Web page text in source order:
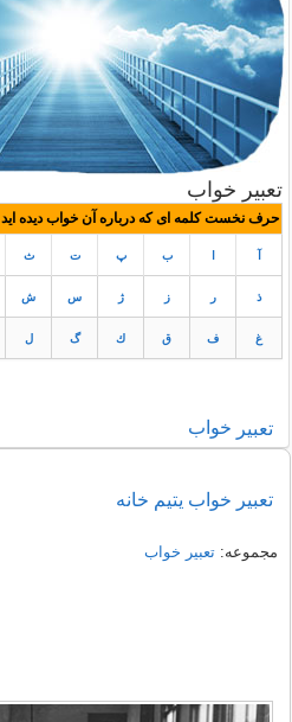
تعبیر خواب
حرف نخست کلمه ای که درباره آن خواب دیده اید
ب پ ت ث
ذ ر ز ژ س ش
غ ف ق ك گ ل
تعبير خواب
تعبیر خواب یتیم خانه
مجموعه:تعبير خواب